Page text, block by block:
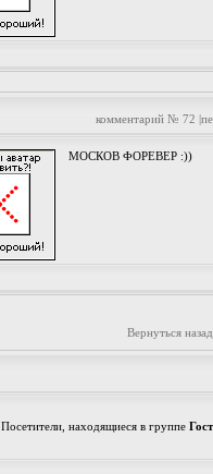
комментарий № 72
МОСКОВ ФОРЕВЕР :))
Вернуться назад
Посетители, находящиеся в группе